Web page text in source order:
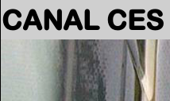
CANAL CES